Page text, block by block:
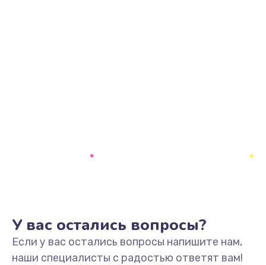
У вас остались вопросы?
Если у вас остались вопросы напишите нам,
наши специалисты с радостью ответят вам!